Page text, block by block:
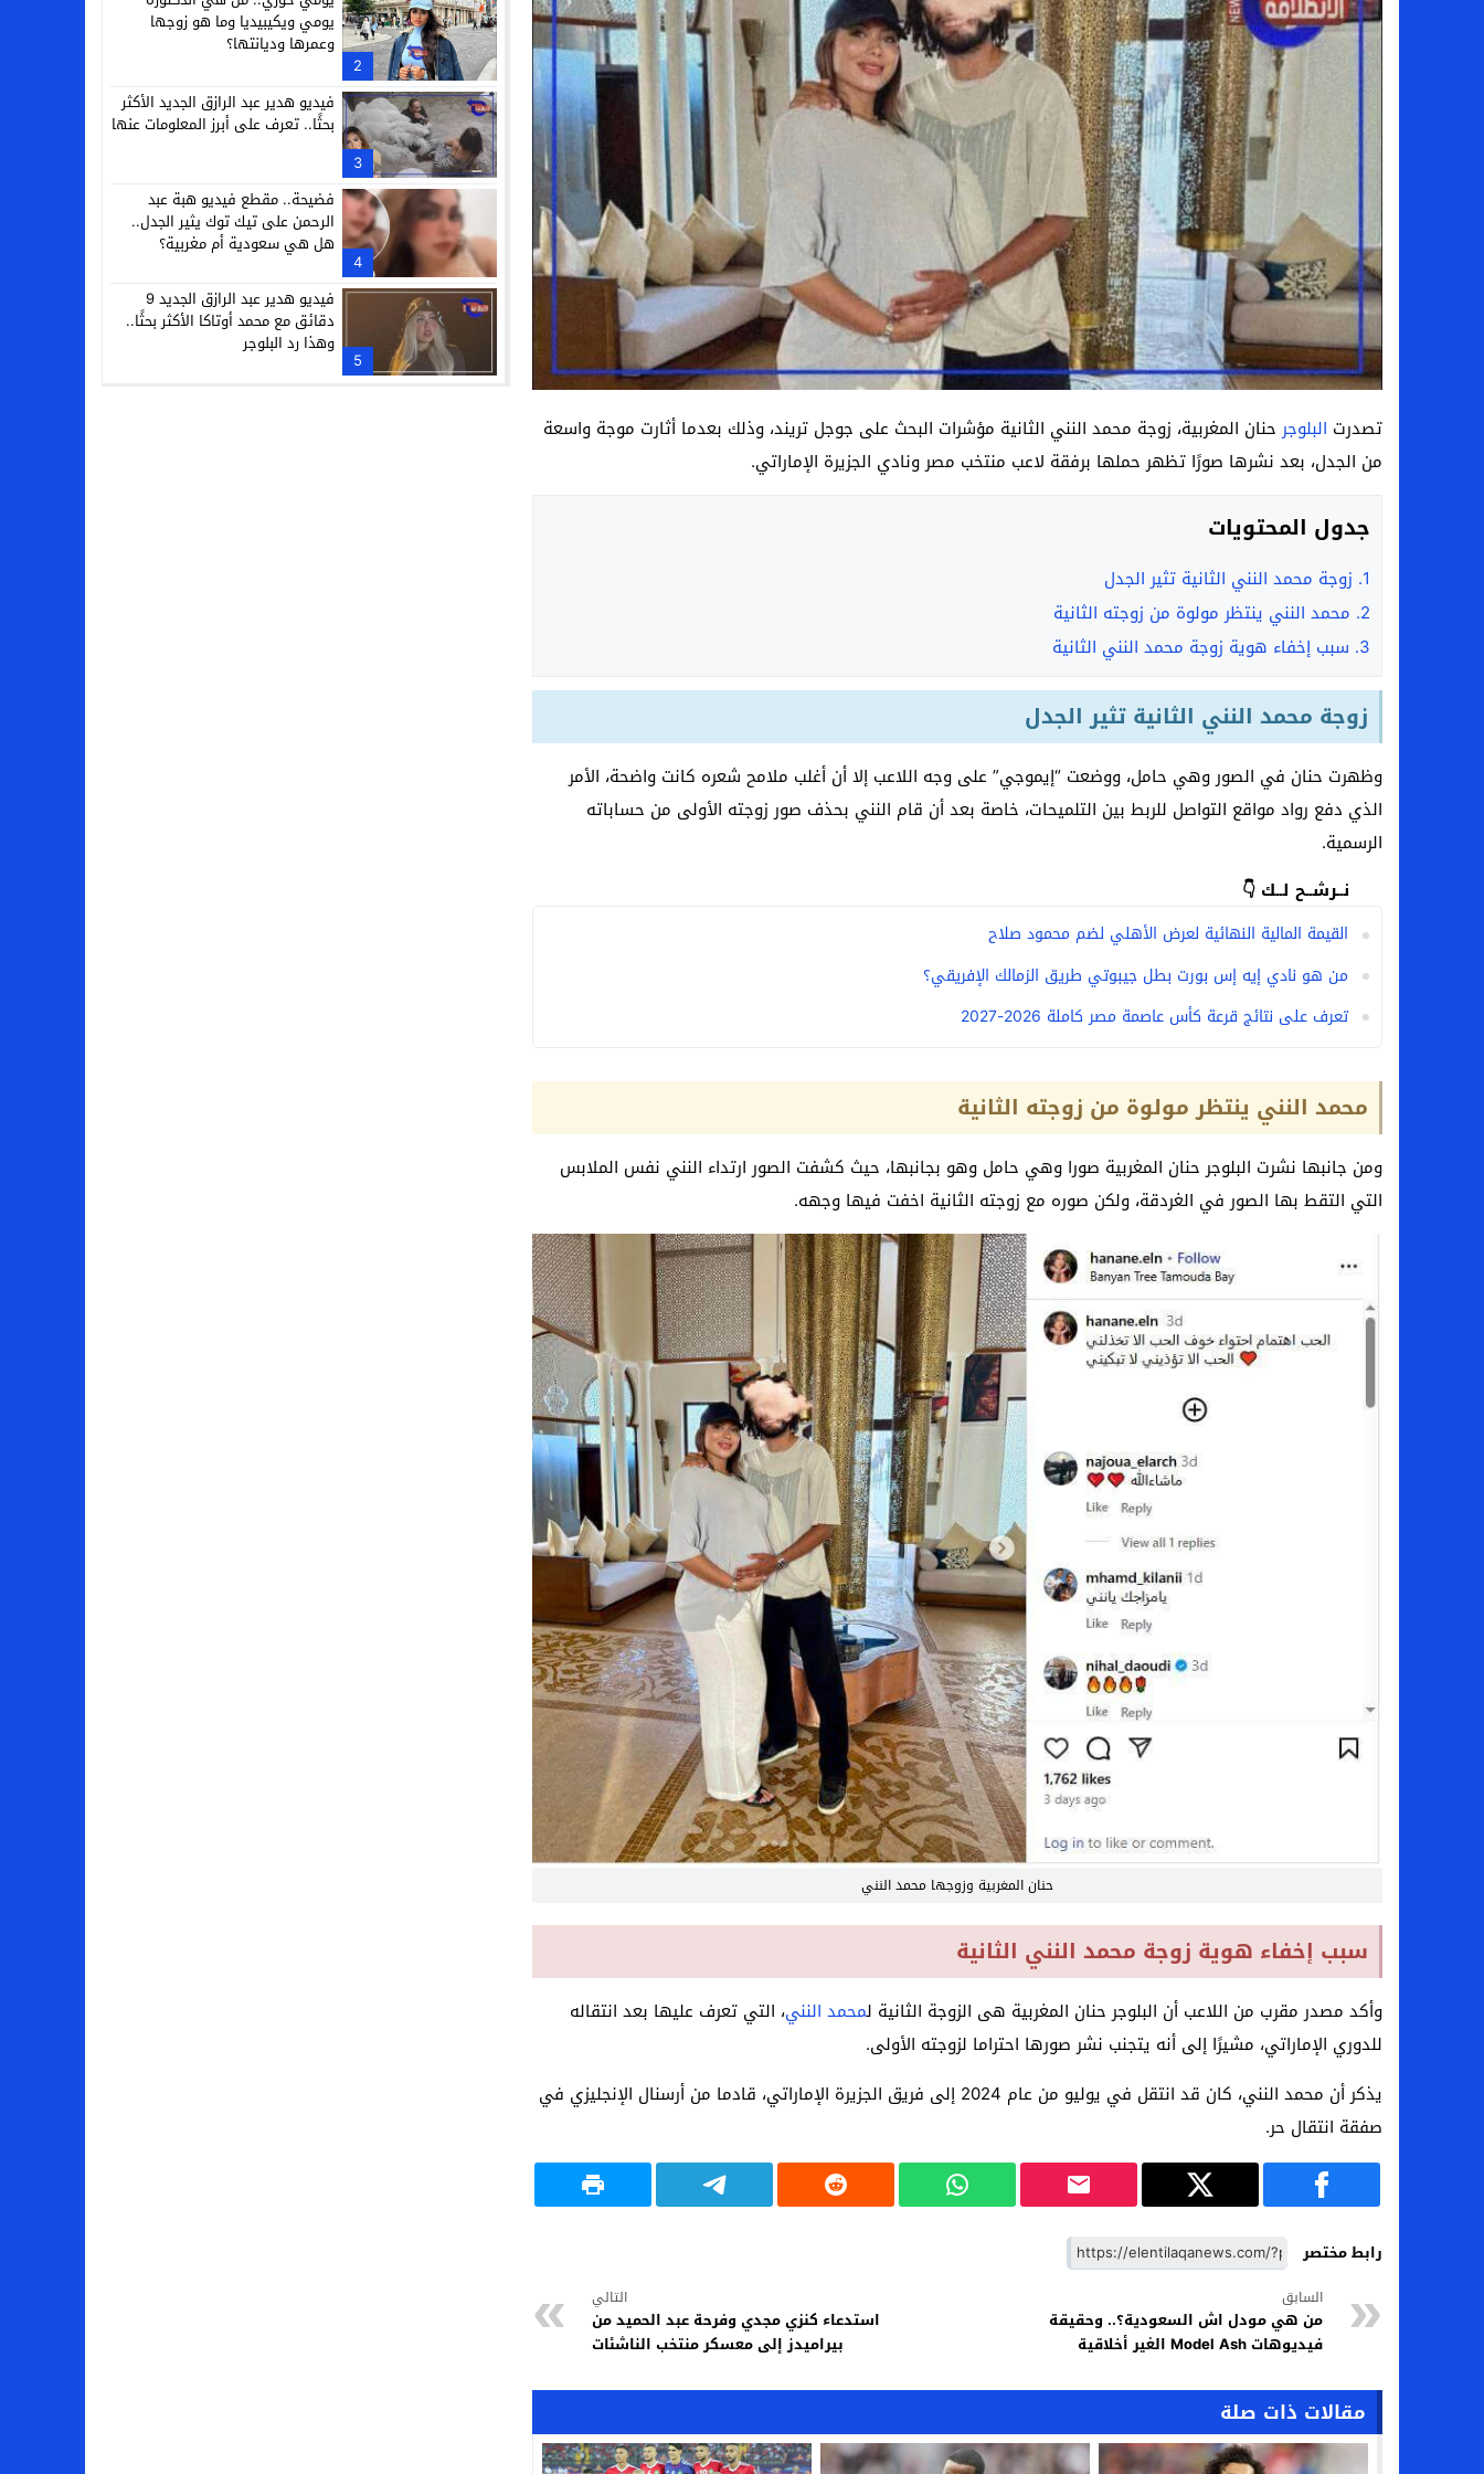
لماذا تنجح بعض الحملات التسويقية بينما تفشل أخرى في السوق السعودي؟
بعد فسخ عقده.. حصاد وأرقام سيف الدين الجزيري مع الزمالك
السيرة الذاتية للدكتورة آيات حسن شمس الدين عميد كلية “آداب كفر الشيخ”
سامو كوستا في معسكر النصر السعودي.. هل انتهت أزمة العالمي المالية؟
تصدرت البلوجرحنان المغربية، زوجة محمد النني الثانية مؤشرات البحث على جوجل تريند، وذلك بعدما أثارت موجة واسعة
من الجدل، بعد نشرها صورًا تظهر حملها برفقة لاعب منتخب مصر ونادي الجزيرة الإماراتي.
جدول المحتويات
1. زوجة محمد النني الثانية تثير الجدل
2. محمد النني ينتظر مولوة من زوجته الثانية
3. سبب إخفاء هوية زوجة محمد النني الثانية
زوجة محمد النني الثانية تثير الجدل
وظهرت حنان في الصور وهي حامل، ووضعت “إيموجي” على وجه اللاعب إلا أن أغلب ملامح شعره كانت واضحة، الأمر
الذي دفع رواد مواقع التواصل للربط بين التلميحات، خاصة بعد أن قام النني بحذف صور زوجته الأولى من حساباته
الرسمية.
نــرشــح لــك 👇
القيمة المالية النهائية لعرض الأهلي لضم محمود صلاح
من هو نادي إيه إس بورت بطل جيبوتي طريق الزمالك الإفريقي؟
تعرف على نتائج قرعة كأس عاصمة مصر كاملة 2026-2027
محمد النني ينتظر مولوة من زوجته الثانية
ومن جانبها نشرت البلوجر حنان المغربية صورا وهي حامل وهو بجانبها، حيث كشفت الصور ارتداء النني نفس الملابس
التي التقط بها الصور في الغردقة، ولكن صوره مع زوجته الثانية اخفت فيها وجهه.
حنان المغربية وزوجها محمد النني
سبب إخفاء هوية زوجة محمد النني الثانية
وأكد مصدر مقرب من اللاعب أن البلوجر حنان المغربية هى الزوجة الثانية لمحمد النني، التي تعرف عليها بعد انتقاله
للدوري الإماراتي، مشيرًا إلى أنه يتجنب نشر صورها احتراما لزوجته الأولى.
يذكر أن محمد النني، كان قد انتقل في يوليو من عام 2024 إلى فريق الجزيرة الإماراتي، قادما من أرسنال الإنجليزي في
صفقة انتقال حر.
رابط مختصر
السابق
من هي مودل اش السعودية؟.. وحقيقة
فيديوهات Model Ash الغير أخلاقية
التالي
استدعاء كنزي مجدي وفرحة عبد الحميد من
بيراميدز إلى معسكر منتخب الناشئات
مقالات ذات صلة
2
يومي ويكيبيديا وما هو زوجها
وعمرها وديانتها؟
3
فيديو هدير عبد الرازق الجديد الأكثر
بحثًا.. تعرف على أبرز المعلومات عنها
4
فضيحة.. مقطع فيديو هبة عبد
الرحمن على تيك توك يثير الجدل..
هل هي سعودية أم مغربية؟
5
فيديو هدير عبد الرازق الجديد 9
دقائق مع محمد أوتاكا الأكثر بحثًا..
وهذا رد البلوجر